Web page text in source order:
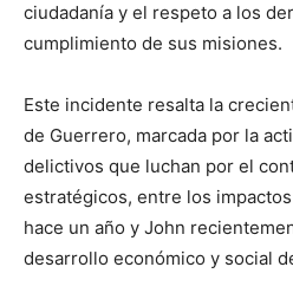
ciudadanía y el respeto a los
cumplimiento de sus misiones.
Este incidente resalta la
de Guerrero, marcada por la
delictivos que luchan por el
estratégicos, entre los
hace un año y John
desarrollo económico y social